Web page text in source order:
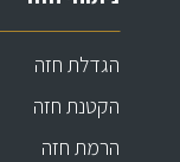
הגדלת חזה
הקטנת חזה
הרמת חזה